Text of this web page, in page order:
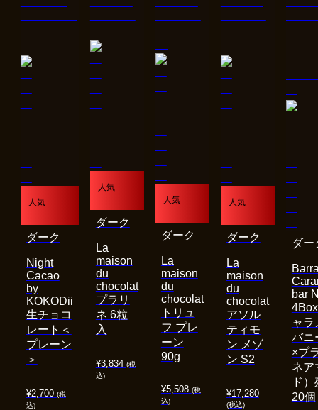
人気
¥2,700 (税
込)
Night
Cacao
by
KOKODii
生チョコ
レート＜
プレーン
＞
ダーク
人気
¥3,834 (税
込)
La
maison
du
chocolat
プラリ
ネ 6粒
入
ダーク
人気
¥5,508 (税
込)
La
maison
du
chocolat
トリュ
フ プレ
ーン
90g
ダーク
人気
¥17,280
(税込)
La
maison
du
chocolat
アソル
ティモ
ン メゾ
ン S2
ダーク
bar
ャラ
バニ
×プ
ネア
ド
20個
ダー